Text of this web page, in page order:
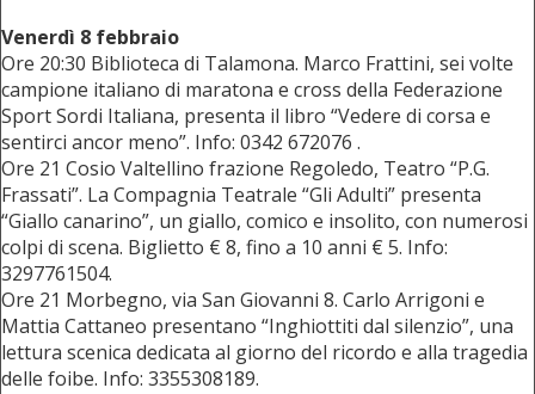
Venerdì 8 febbraio
Ore 20:30 Biblioteca di Talamona. Marco Frattini, sei volte
campione italiano di maratona e cross della Federazione
Sport Sordi Italiana, presenta il libro “Vedere di corsa e
sentirci ancor meno”. Info: 0342 672076 .
Ore 21 Cosio Valtellino frazione Regoledo, Teatro “P.G.
Frassati”. La Compagnia Teatrale “Gli Adulti” presenta
“Giallo canarino”, un giallo, comico e insolito, con numerosi
colpi di scena. Biglietto € 8, fino a 10 anni € 5. Info:
3297761504.
Ore 21 Morbegno, via San Giovanni 8. Carlo Arrigoni e
Mattia Cattaneo presentano “Inghiottiti dal silenzio”, una
lettura scenica dedicata al giorno del ricordo e alla tragedia
delle foibe. Info: 3355308189.